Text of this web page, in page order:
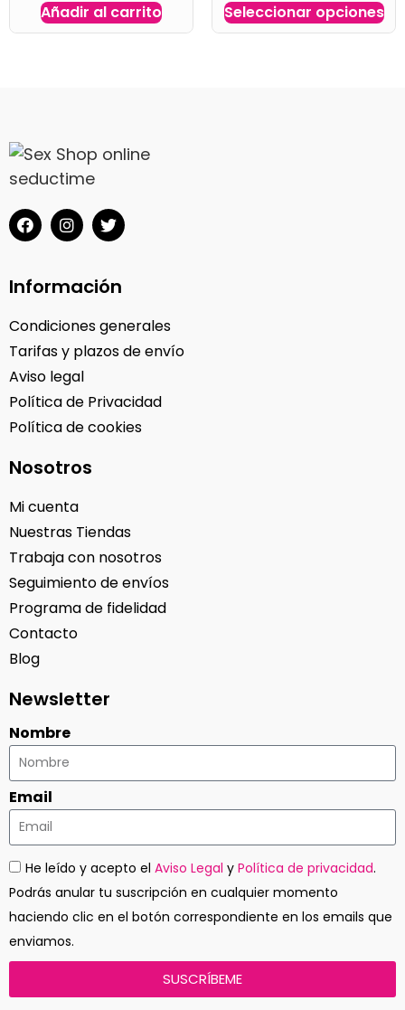
Añadir al carrito Seleccionar opciones
Información
Condiciones generales
Tarifas y plazos de envío
Aviso legal
Política de Privacidad
Política de cookies
Nosotros
Mi cuenta
Nuestras Tiendas
Trabaja con nosotros
Seguimiento de envíos
Programa de fidelidad
Contacto
Blog
Newsletter
Nombre
Email
He leído y acepto el Aviso Legal y Política de privacidad.
Podrás anular tu suscripción en cualquier momento
haciendo clic en el botón correspondiente en los emails que
enviamos.
SUSCRÍBEME